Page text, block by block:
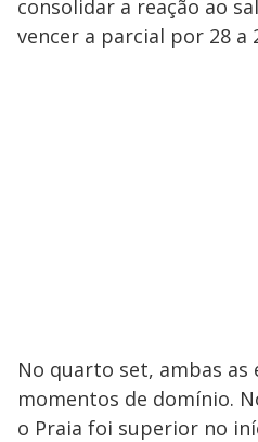
consolidar a reação ao
vencer a parcial por 28 a
No quarto set, ambas as
momentos de domínio.
o Praia foi superior no